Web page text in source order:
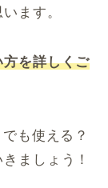
ます。
を詳しくご
も使える？
ましょう！